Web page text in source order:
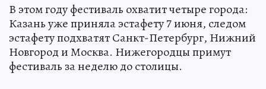
В этом году фестиваль охватит четыре города:
Казань уже приняла эстафету 7 июня, следом
эстафету подхватят Санкт-Петербург, Нижний
Новгород и Москва. Нижегородцы примут
фестиваль за неделю до столицы.